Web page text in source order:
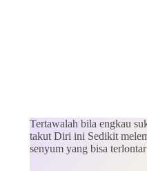
Tertawalah bila engkau
takut Diri ini Sedikit
senyum yang bisa